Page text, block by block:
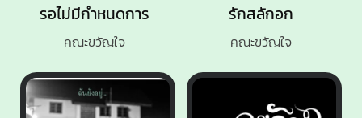
รอไม่มีกำหนดการ
คณะขวัญใจ
รักสลักอก
คณะขวัญใจ